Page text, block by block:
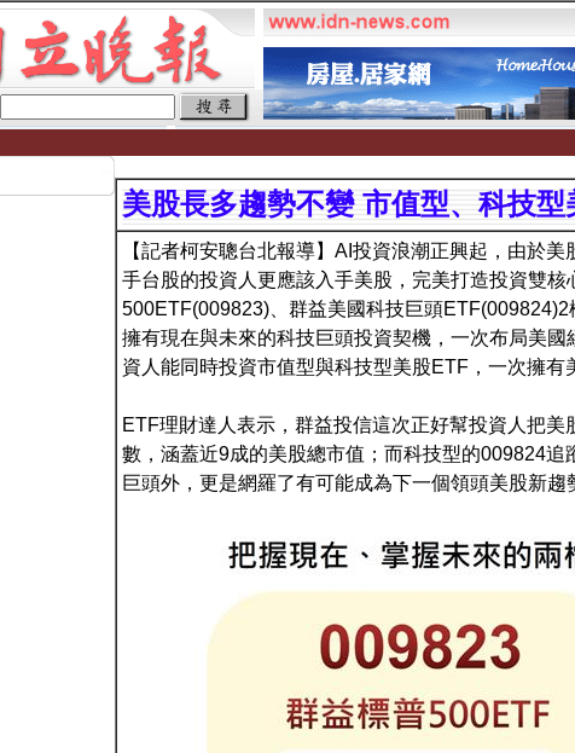
美股長多趨勢不變 市值型、科技
【記者柯安聰台北報導】AI投資浪潮正興起，由於
手台股的投資人更應該入手美股，完美打造投資雙
500ETF(009823)、群益美國科技巨頭
擁有現在與未來的科技巨頭投資契機，一次布局美
資人能同時投資市值型與科技型美股ETF，一次擁有
ETF理財達人表示，群益投信這次正好幫投資人把
數，涵蓋近9成的美股總市值；而科技型的009824
巨頭外，更是網羅了有可能成為下一個領頭美股新趨